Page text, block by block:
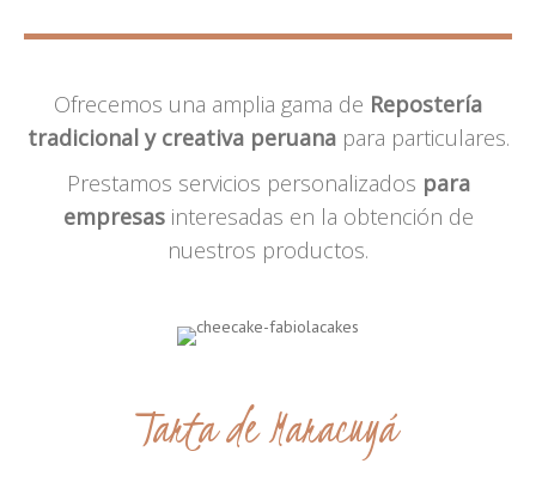
Ofrecemos una amplia gama de Repostería
tradicional y creativa peruanapara particulares.
Prestamos servicios personalizados para
empresasinteresadas en la obtención de
nuestros productos.
Tarta de Maracuyá